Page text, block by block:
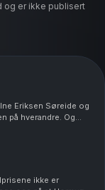
og er ikke publisert
Eriksen Søreide og
på hverandre. Og
på indrefilet, slik er
ikke er